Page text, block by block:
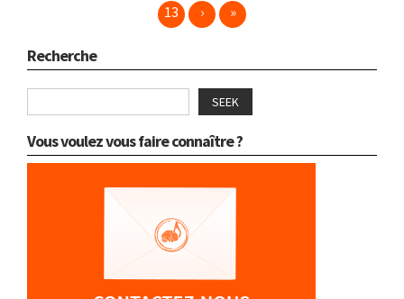
13 › »
Recherche
SEEK
Vous voulez vous faire connaître ?